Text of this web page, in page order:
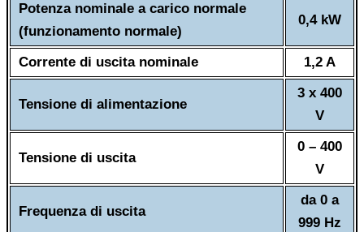
Potenza nominale a carico normale
(funzionamento normale)
0,4 kW
Corrente di uscita nominale 1,2 A
Tensione di alimentazione
3 x 400
V
Tensione di uscita
0 – 400
V
Frequenza di uscita
da 0 a
999 Hz